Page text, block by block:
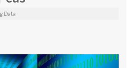
Data